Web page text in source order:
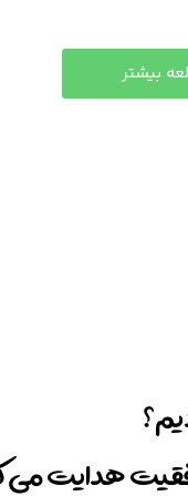
بیشتر
هدایت می